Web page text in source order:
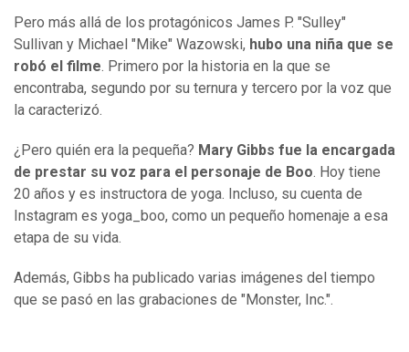
Pero más allá de los protagónicos James P. "Sulley"
Sullivan y Michael "Mike" Wazowski, hubo una niña que se
robó el filme. Primero por la historia en la que se
encontraba, segundo por su ternura y tercero por la voz que
la caracterizó.
¿Pero quién era la pequeña? Mary Gibbs fue la encargada
de prestar su voz para el personaje de Boo. Hoy tiene
20 años y es instructora de yoga. Incluso, su cuenta de
Instagram es yoga_boo, como un pequeño homenaje a esa
etapa de su vida.
Además, Gibbs ha publicado varias imágenes del tiempo
que se pasó en las grabaciones de "Monster, Inc.".